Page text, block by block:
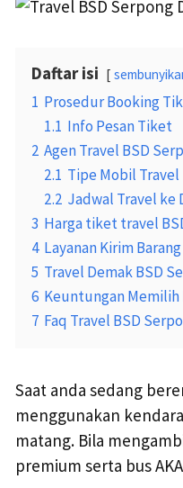
Daftar isi
1 Prosedur Booking
1.1 Info Pesan Tiket
2 Agen Travel BSD
2.1 Tipe Mobil Travel
2.2 Jadwal Travel ke
3 Harga tiket travel
4 Layanan Kirim
5 Travel Demak BSD
6 Keuntungan Memilih
7 Faq Travel BSD
Saat anda sedang
menggunakan
matang. Bila
premium serta bus